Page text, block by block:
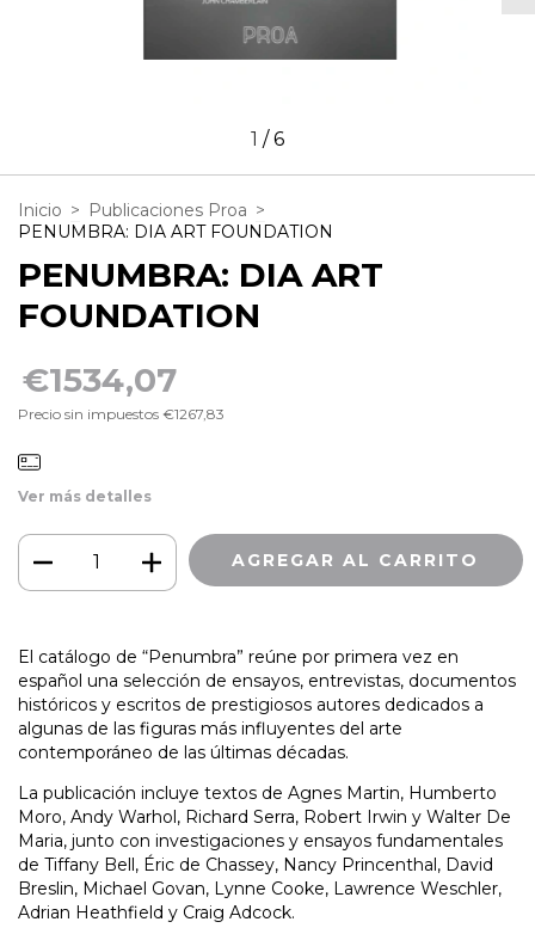
1 /6
Inicio > Publicaciones Proa >
PENUMBRA: DIA ART FOUNDATION
PENUMBRA: DIA ART
FOUNDATION
€1534,07
Precio sin impuestos €1267,83
Ver más detalles
El catálogo de “Penumbra” reúne por primera vez en
español una selección de ensayos, entrevistas, documentos
históricos y escritos de prestigiosos autores dedicados a
algunas de las figuras más influyentes del arte
contemporáneo de las últimas décadas.
La publicación incluye textos de Agnes Martin, Humberto
Moro, Andy Warhol, Richard Serra, Robert Irwin y Walter De
Maria, junto con investigaciones y ensayos fundamentales
de Tiffany Bell, Éric de Chassey, Nancy Princenthal, David
Breslin, Michael Govan, Lynne Cooke, Lawrence Weschler,
Adrian Heathfield y Craig Adcock.